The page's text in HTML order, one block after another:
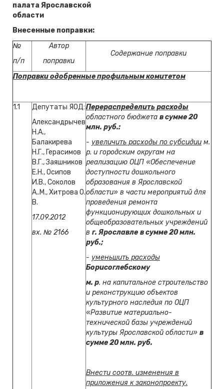
палата Ярославской
области
Внесенные поправки:
№
п/п
Автор
поправки
Содержание поправки
Поправки одобренные профильным комитетом
1.1
Депутаты ЯОД:
Александрычев
Н.А.,
Балакирева
Н.Г., Герасимов
В.Г., Заяшников
Е.Н., Осипов
И.В., Соколов
А..М., Хитрова О.
В.
17.09.2012
вх. № 2166
Перераспределить расходы
областного бюджета в сумме 20
млн. руб.:
- увеличить расходы по субсидии м.
р. и городским округам на
реализацию ОЦП «Обеспечение
доступности дошкольного
образования в Ярославской
области» в части мероприятий для
проведения ремонта
функционирующих дошкольных и
общеобразовательных учреждений
в г. Ярославле в сумме 20 млн.
руб.;
- уменьшить расходы
Борисоглебскому
м. р. на капитальное строительство
и реконструкцию объектов
культурного наследия по ОЦП
«Развитие материально-
технической базы учреждений
культуры Ярославской области» в
сумме 20 млн. руб.
Внести соотв. изменения в
приложения кзаконопроекту.